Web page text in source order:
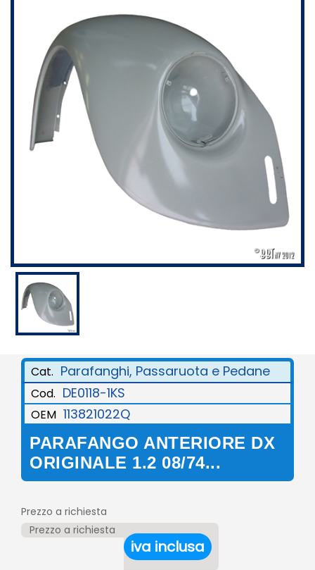
Cat. Parafanghi, Passaruota e Pedane
Cod. DE0118-1KS
OEM 113821022Q
PARAFANGO ANTERIORE DX
ORIGINALE 1.2 08/74...
Prezzo a richiesta
Prezzo a richiesta
iva inclusa